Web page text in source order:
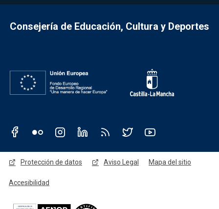
Consejería de Educación, Cultura y Deportes
Redes sociales JCCM
Menú legal
Protección de datos Aviso Legal Mapa del sitio
Accesibilidad